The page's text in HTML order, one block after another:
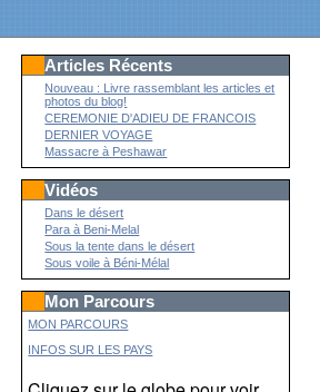
Articles Récents
Nouveau : Livre rassemblant les articles et
photos du blog!
CEREMONIE D'ADIEU DE FRANCOIS
DERNIER VOYAGE
Massacre à Peshawar
Vidéos
Dans le désert
Para à Beni-Melal
Sous la tente dans le désert
Sous voile à Béni-Mélal
Mon Parcours
MON PARCOURS
INFOS SUR LES PAYS